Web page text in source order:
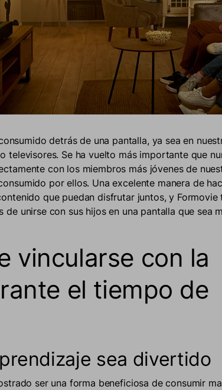
detrás de una pantalla, ya sea en
televisores. Se ha vuelto más importante que
con los miembros más jóvenes de
por ellos. Una excelente manera de
que puedan disfrutar juntos, y Formovie
de unirse con sus hijos en una pantalla que sea
vincularse con la
el tiempo de
sea divertido
ser una forma beneficiosa de consumir